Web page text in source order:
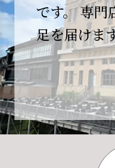
誠に勝手ながら、
の為、
４月２６日(日)は
す。
これもひとえに皆様のご
げます。
ご不便をおかけしま
いたします。
翌日より通常営業い
です。 専門
足を届けま